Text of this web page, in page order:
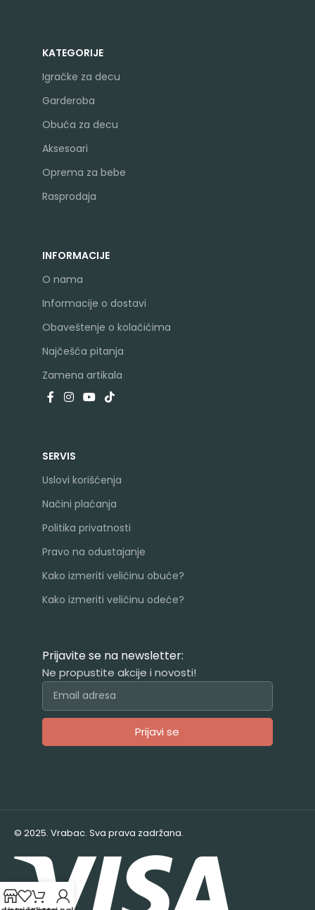
KATEGORIJE
Igračke za decu
Garderoba
Obuća za decu
Aksesoari
Oprema za bebe
Rasprodaja
INFORMACIJE
O nama
Informacije o dostavi
Obaveštenje o kolačićima
Najčešća pitanja
Zamena artikala
SERVIS
Uslovi korišćenja
Načini plaćanja
Politika privatnosti
Pravo na odustajanje
Kako izmeriti veličinu obuće?
Kako izmeriti veličinu odeće?
Prijavite se na newsletter:
Ne propustite akcije i novosti!
Prijavi se
© 2025. Vrabac. Sva prava zadržana.